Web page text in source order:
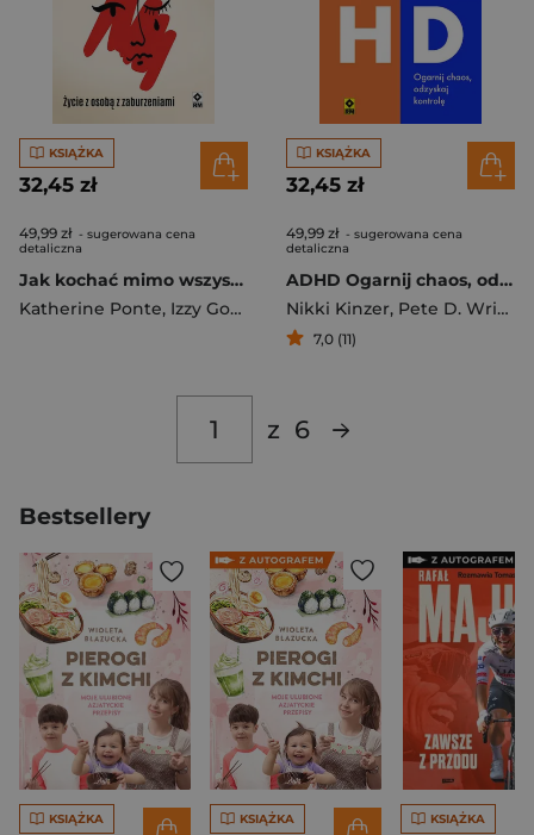
KSIĄŻKA
32,45 zł
49,99 zł - sugerowana cena
detaliczna
Jak kochać mimo wszystko
Katherine Ponte, Izzy Goncalves
KSIĄŻKA
32,45 zł
49,99 zł - sugerowana cena
detaliczna
ADHD Ogarnij chaos, odzyskaj kontrolę
Nikki Kinzer, Pete D. Wright
7,0 (11)
z 6
Bestsellery
KSIĄŻKA KSIĄŻKA KSIĄŻKA